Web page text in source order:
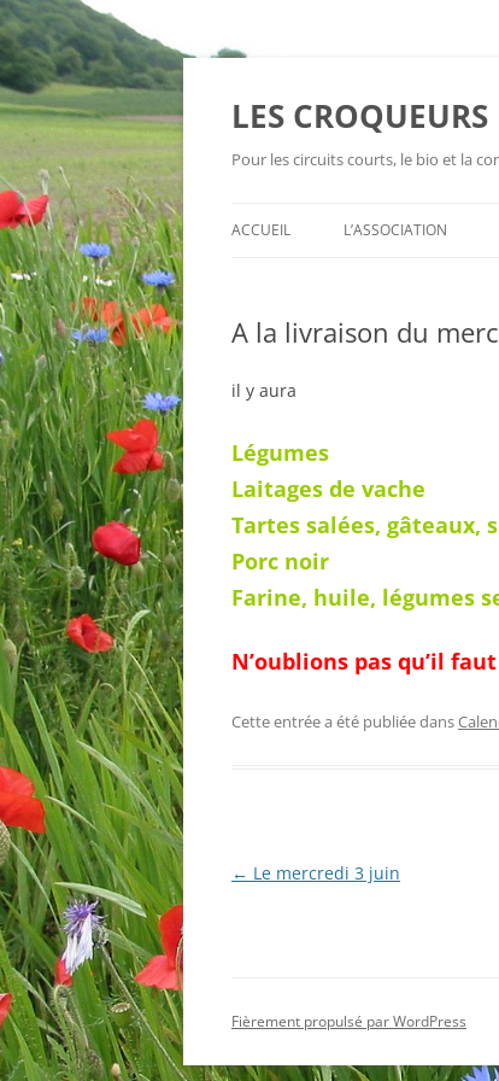
Aller
LES CROQUEURS
Pour les circuits courts, le bio et la
ACCUEIL L’ASSOCIATION
A la livraison du
il y aura
Légumes
Laitages de vache
Tartes salées, gâteaux,
Porc noir
Farine, huile, légumes
N’oublions pas qu’il
Cette entrée a été publiée dans
Navigation
← Le mercredi 3 juin
Fièrement propulsé par WordPress